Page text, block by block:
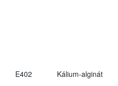
E402 Kálium-alginát